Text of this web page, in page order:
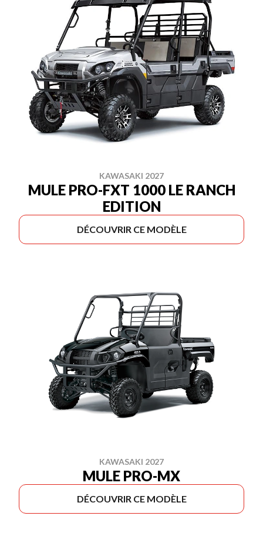
KAWASAKI 2027
MULE PRO-FXT 1000 LE RANCH
EDITION
DÉCOUVRIR CE MODÈLE
KAWASAKI 2027
MULE PRO-MX
DÉCOUVRIR CE MODÈLE